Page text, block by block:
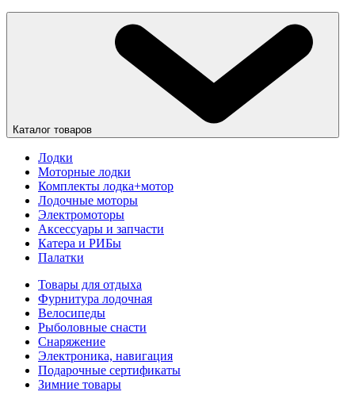
Каталог товаров
Лодки
Моторные лодки
Комплекты лодка+мотор
Лодочные моторы
Электромоторы
Аксессуары и запчасти
Катера и РИБы
Палатки
Товары для отдыха
Фурнитура лодочная
Велосипеды
Рыболовные снасти
Снаряжение
Электроника, навигация
Подарочные сертификаты
Зимние товары